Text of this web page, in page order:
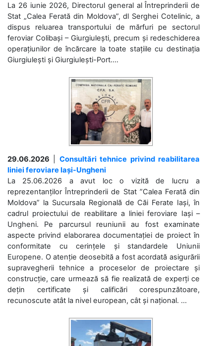
La 26 iunie 2026, Directorul general al Întreprinderii de
Stat „Calea Ferată din Moldova”, dl Serghei Cotelinic, a
dispus reluarea transportului de mărfuri pe sectorul
feroviar Colibași – Giurgiulești, precum și redeschiderea
operațiunilor de încărcare la toate stațiile cu destinația
Giurgiulești și Giurgiulești-Port....
29.06.2026
Consultări tehnice privind reabilitarea
liniei feroviare Iași-Ungheni
La 25.06.2026 a avut loc o vizită de lucru a
reprezentanților Întreprinderii de Stat ”Calea Ferată din
Moldova” la Sucursala Regională de Căi Ferate Iași, în
cadrul proiectului de reabilitare a liniei feroviare Iași –
Ungheni. Pe parcursul reuniunii au fost examinate
aspecte privind elaborarea documentației de proiect în
conformitate cu cerințele și standardele Uniunii
Europene. O atenție deosebită a fost acordată asigurării
supravegherii tehnice a proceselor de proiectare și
construcție, care urmează să fie realizată de experți ce
dețin certificate și calificări corespunzătoare,
recunoscute atât la nivel european, cât și național. ...